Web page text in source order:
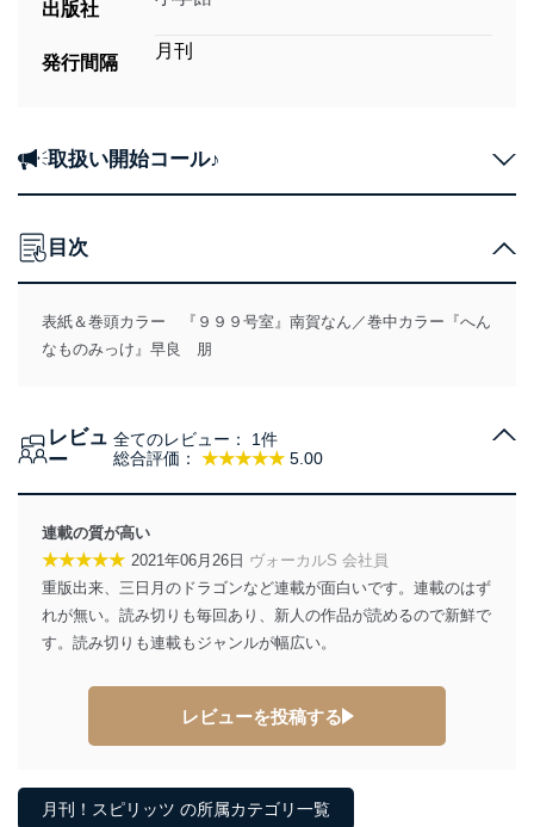
出版社
発行間隔
月刊
取扱い開始コール♪
目次
表紙＆巻頭カラー 『９９９号室』南賀なん／巻中カラー『へん
なものみっけ』早良 朋
レビュ
ー
総合評価： ★★★★★ 5.00
全てのレビュー： 1件
連載の質が高い
★★★★★ 2021年06月26日 ヴォーカルS 会社員
重版出来、三日月のドラゴンなど連載が面白いです。連載のはず
れが無い。読み切りも毎回あり、新人の作品が読めるので新鮮で
す。読み切りも連載もジャンルが幅広い。
レビューを投稿する
月刊！スピリッツ の所属カテゴリ一覧